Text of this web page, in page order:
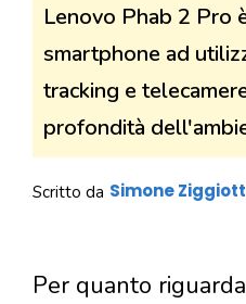
Lenovo Phab 2 Pro
smartphone ad
tracking e
profondità
Scritto da Simone
Per quanto